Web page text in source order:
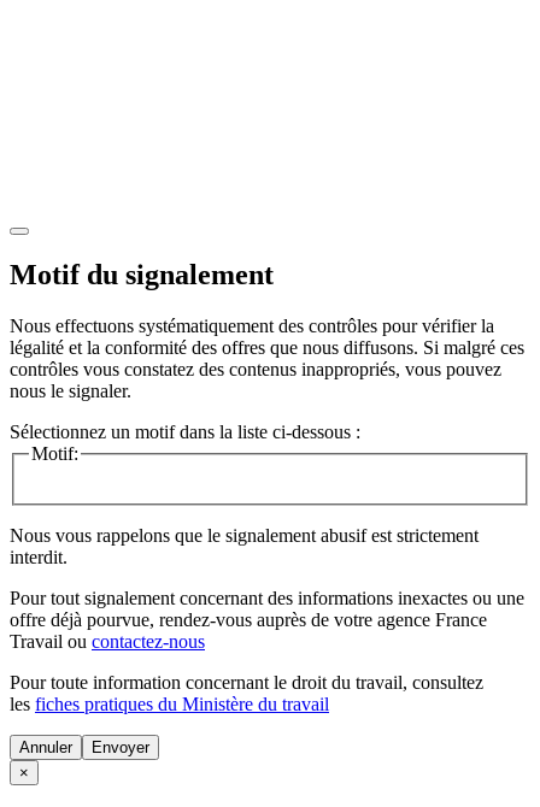
Motif du signalement
Nous effectuons systématiquement des contrôles pour vérifier la
légalité et la conformité des offres que nous diffusons. Si malgré ces
contrôles vous constatez des contenus inappropriés, vous pouvez
nous le signaler.
Sélectionnez un motif dans la liste ci-dessous :
Motif:
Nous vous rappelons que le signalement abusif est strictement
interdit.
Pour tout signalement concernant des informations inexactes ou une
offre déjà pourvue, rendez-vous auprès de votre agence France
Travail ou contactez-nous
Pour toute information concernant le droit du travail, consultez
les fiches pratiques du Ministère du travail
Annuler
×